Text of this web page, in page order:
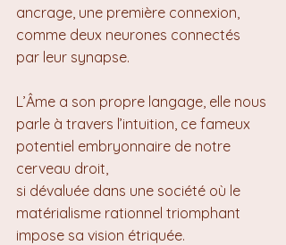
ancrage, une première connexion,
comme deux neurones connectés
par leur synapse.
L’Âme a son propre langage, elle nous
parle à travers l’intuition, ce fameux
potentiel embryonnaire de notre
cerveau droit,
si dévaluée dans une société où le
matérialisme rationnel triomphant
impose sa vision étriquée.